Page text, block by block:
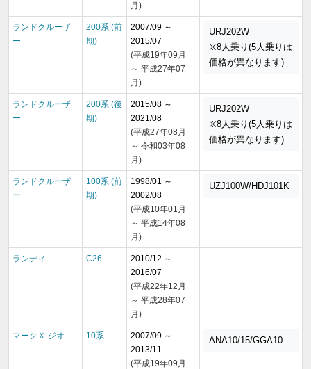
月)
ランドクルーザ
ー
200系 (前
期)
2007/09 ～
2015/07
(平成19年09月
～ 平成27年07
月)
URJ202W
※8人乗り(5人乗りは
価格が異なります)
ランドクルーザ
ー
200系 (後
期)
2015/08 ～
2021/08
(平成27年08月
～ 令和03年08
月)
URJ202W
※8人乗り(5人乗りは
価格が異なります)
ランドクルーザ
ー
100系 (前
期)
1998/01 ～
2002/08
(平成10年01月
～ 平成14年08
月)
UZJ100W/HDJ101K
ランディ C26
2010/12 ～
2016/07
(平成22年12月
～ 平成28年07
月)
マークＸ ジオ 10系
2007/09 ～
2013/11
(平成19年09月
ANA10/15/GGA10